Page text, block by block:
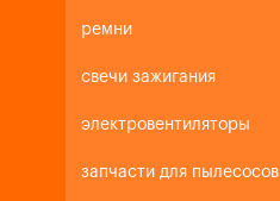
ремни
свечи зажигания
электровентиляторы
запчасти для пылесосов